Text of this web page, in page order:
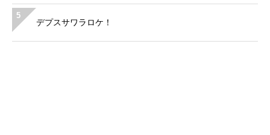
5
デプスサワラロケ！